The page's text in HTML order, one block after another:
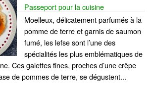
Passeport pour la cuisine
Moelleux, délicatement parfumés à la
pomme de terre et garnis de saumon
fumé, les lefse sont l’une des
spécialités les plus emblématiques de
Ces galettes fines, proches d’une crêpe
de pommes de terre, se dégustent...